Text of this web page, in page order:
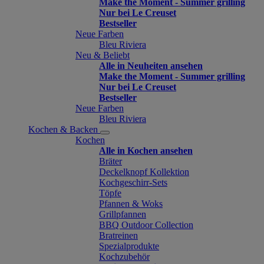
Make the Moment - Summer grilling
Nur bei Le Creuset
Bestseller
Neue Farben
Bleu Riviera
Neu & Beliebt
Alle in Neuheiten ansehen
Make the Moment - Summer grilling
Nur bei Le Creuset
Bestseller
Neue Farben
Bleu Riviera
Kochen & Backen
Kochen
Alle in Kochen ansehen
Bräter
Deckelknopf Kollektion
Kochgeschirr-Sets
Töpfe
Pfannen & Woks
Grillpfannen
BBQ Outdoor Collection
Bratreinen
Spezialprodukte
Kochzubehör